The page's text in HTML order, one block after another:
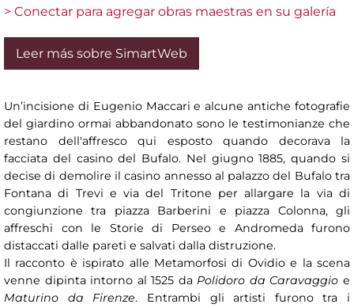
> Conectar para agregar obras maestras en su galería
Leer más sobre SimartWeb
Un’incisione di Eugenio Maccari e alcune antiche fotografie
del giardino ormai abbandonato sono le testimonianze che
restano dell'affresco qui esposto quando decorava la
facciata del casino del Bufalo. Nel giugno 1885, quando si
decise di demolire il casino annesso al palazzo del Bufalo tra
Fontana di Trevi e via del Tritone per allargare la via di
congiunzione tra piazza Barberini e piazza Colonna, gli
affreschi con le Storie di Perseo e Andromeda furono
distaccati dalle pareti e salvati dalla distruzione.
Il racconto è ispirato alle Metamorfosi di Ovidio e la scena
venne dipinta intorno al 1525 da Polidoro da Caravaggio e
Maturino da Firenze. Entrambi gli artisti furono tra i